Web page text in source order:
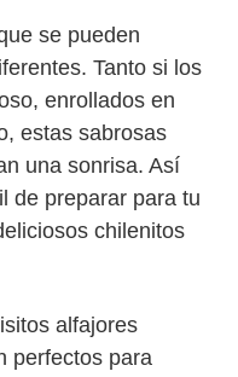
se pueden
Tanto si los
enrollados en
estas sabrosas
una sonrisa. Así
de preparar para tu
chilenitos
alfajores
perfectos para